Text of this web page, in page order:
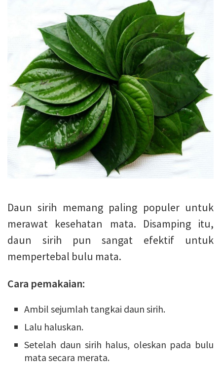
Daun sirih memang paling populer untuk
merawat kesehatan mata. Disamping itu,
daun sirih pun sangat efektif untuk
mempertebal bulu mata.
Cara pemakaian:
Ambil sejumlah tangkai daun sirih.
Lalu haluskan.
Setelah daun sirih halus, oleskan pada bulu
mata secara merata.